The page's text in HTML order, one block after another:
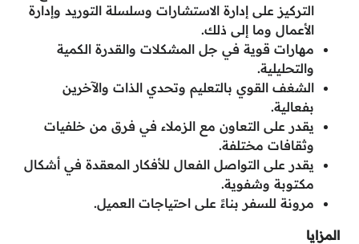
التركيز على إدارة الاستشارات وسلسلة التوريد وإدارة
الأعمال وما إلى ذلك.
مهارات قوية في جل المشكلات والقدرة الكمية
والتحليلية.
الشغف القوي بالتعليم وتحدي الذات والآخرين
بفعالية.
يقدر على التعاون مع الزملاء في فرق من خلفيات
وثقافات مختلفة.
يقدر على التواصل الفعال للأفكار المعقدة في أشكال
مكتوبة وشفوية.
مرونة للسفر بناءً على احتياجات العميل.
المزايا